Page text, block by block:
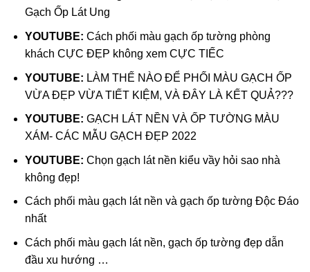
Gạch Ốp Lát Ung
YOUTUBE: Cách phối màu gạch ốp tường phòng
khách CỰC ĐẸP không xem CỰC TIẾC
YOUTUBE: LÀM THẾ NÀO ĐỂ PHỐI MÀU GẠCH ỐP
VỪA ĐẸP VỪA TIẾT KIỆM, VÀ ĐÂY LÀ KẾT QUẢ???
YOUTUBE: GẠCH LÁT NỀN VÀ ỐP TƯỜNG MÀU
XÁM- CÁC MẪU GẠCH ĐẸP 2022
YOUTUBE: Chọn gạch lát nền kiểu vầy hỏi sao nhà
không đẹp!
Cách phối màu gạch lát nền và gạch ốp tường Độc Đáo
nhất
Cách phối màu gạch lát nền, gạch ốp tường đẹp dẫn
đầu xu hướng …